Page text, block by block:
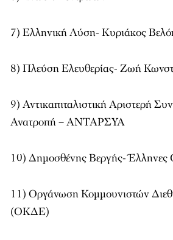
7) Ελληνική Λύση- Κυριάκος
8) Πλεύση Ελευθερίας- Ζωή
9) Αντικαπιταλιστική Αριστερή
Ανατροπή – ΑΝΤΑΡΣΥΑ
10) Δημοσθένης Βεργής- Έλληνες
11) Οργάνωση Κομμουνιστών
(ΟΚΔΕ)